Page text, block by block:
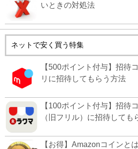
いときの対処法
ネットで安く買う特集
【500ポイント付与】招待
リに招待してもらう方法
【100ポイント付与】招待
（旧フリル）に招待しても
【お得】Amazonコインと